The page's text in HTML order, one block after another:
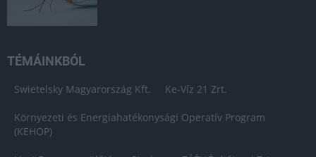
TÉMÁINKBÓL
Swietelsky Magyarország Kft. Ke-Víz 21 Zrt.
Környezeti és Energiahatékonysági Operatív Program
(KEHOP)